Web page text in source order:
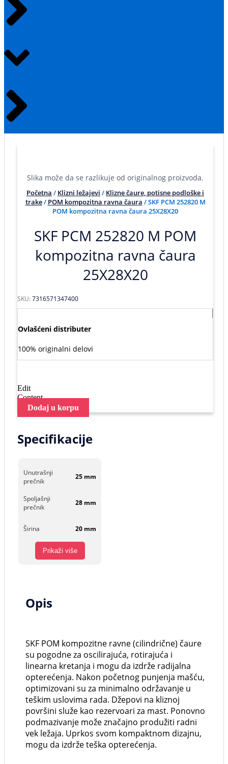
Slika može da se razlikuje od originalnog proizvoda.
Početna / Klizni ležajevi / Klizne čaure, potisne podloške i
trake/ POM kompozitna ravna čaura / SKF PCM 252820 M
POM kompozitna ravna čaura 25X28X20
SKF PCM 252820 M POM
kompozitna ravna čaura
25X28X20
SKU:7316571347400
Ovlašćeni distributer
100% originalni delovi
Edit
Content
Dodaj u korpu
Specifikacije
Unutrašnji
prečnik
25 mm
Spoljašnji
prečnik
28 mm
Širina 20 mm
Prikaži više
Opis
SKF POM kompozitne ravne (cilindrične) čaure
su pogodne za oscilirajuća, rotirajuća i
linearna kretanja i mogu da izdrže radijalna
opterećenja. Nakon početnog punjenja mašću,
optimizovani su za minimalno održavanje u
teškim uslovima rada. Džepovi na kliznoj
površini služe kao rezervoari za mast. Ponovno
podmazivanje može značajno produžiti radni
vek ležaja. Uprkos svom kompaktnom dizajnu,
mogu da izdrže teška opterećenja.